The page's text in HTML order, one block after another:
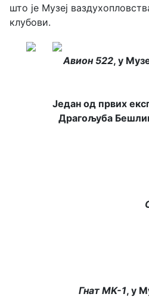
што је Музеј
клубови.
Авион 522, у
Један од првих
Драгољуба
Гнат MK-1, у